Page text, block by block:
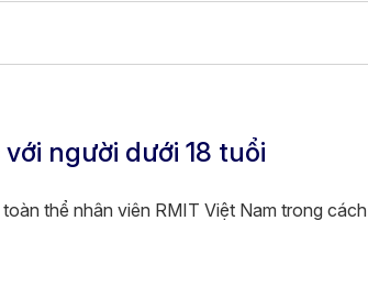
người dưới 18 tuổi
thể nhân viên RMIT Việt Nam trong